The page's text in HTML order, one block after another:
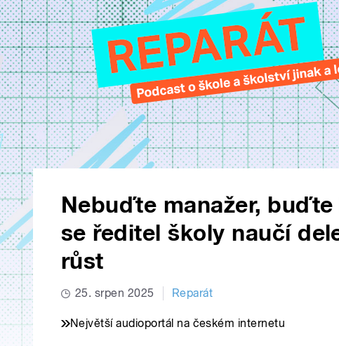
Nebuďte manažer,
se ředitel školy naučí
růst
25. srpen 2025 Reparát
Největší audioportál na českém internetu